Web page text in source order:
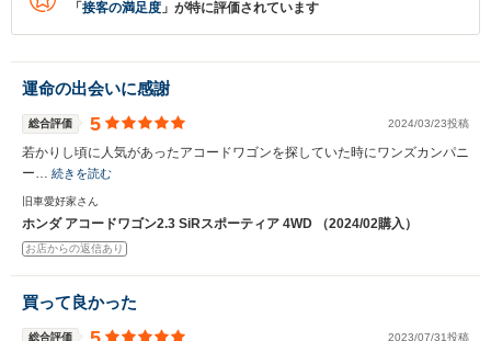
「 接客の満足度 」が特に評価されています
運命の出会いに感謝
総合評価 5 2024/03/23投稿
若かりし頃に人気があったアコードワゴンを探していた時にワンズカンパニ
ー… 続きを読む
旧車愛好家さん
ホンダ アコードワゴン2.3 SiRスポーティア 4WD （2024/02購入）
お店からの返信あり
買って良かった
総合評価 2023/07/31投稿